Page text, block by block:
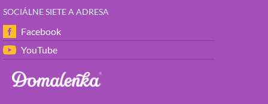
SOCIÁLNE SIETE A ADRESA
Facebook
YouTube